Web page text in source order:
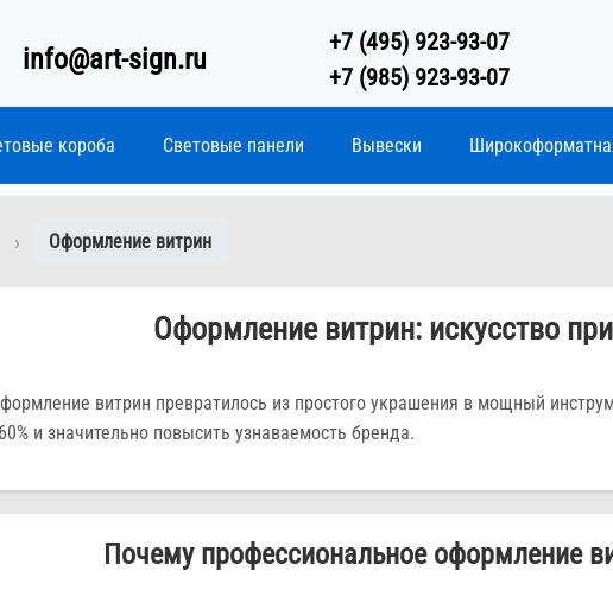
info@art-sign.ru
+7 (495) 923-93-07
+7 (985) 923-93-07
короба Световые панели Вывески
Оформление витрин
Оформление витрин: искусство
витрин превратилось из простого украшения в мощный
и значительно повысить узнаваемость бренда.
Почему профессиональное оформление